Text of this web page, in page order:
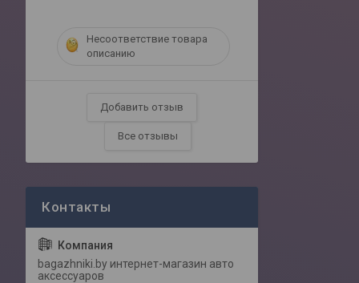
Несоответствие товара
описанию
Добавить отзыв
Все отзывы
bagazhniki.by интернет-магазин авто
аксессуаров